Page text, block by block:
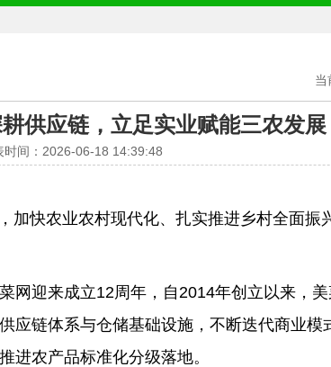
当
供应链，立足实业赋能三农发展
时间：2026-06-18 14:39:48
加快农业农村现代化、扎实推进乡村全面振
网迎来成立12周年，自2014年创立以来，
应链体系与仓储基础设施，不断迭代商业模
进农产品标准化分级落地。